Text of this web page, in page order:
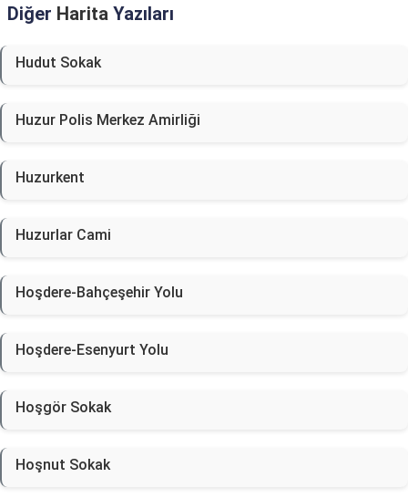
Diğer Harita Yazıları
Hudut Sokak
Huzur Polis Merkez Amirliği
Huzurkent
Huzurlar Cami
Hoşdere-Bahçeşehir Yolu
Hoşdere-Esenyurt Yolu
Hoşgör Sokak
Hoşnut Sokak